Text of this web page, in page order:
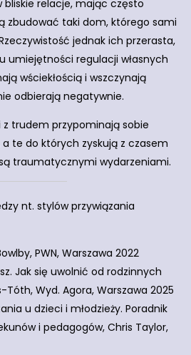
bliskie relacje, mając często
zbudować taki dom, którego sami
jednak ich przerasta,
umiejętności regulacji własnych
wściekłością i wszczynają
odbierają negatywnie.
trudem przypominają sobie
te do których zyskują z czasem
traumatycznymi wydarzeniami.
nt. stylów przywiązania
PWN, Warszawa 2022
Jak się uwolnić od rodzinnych
Wyd. Agora, Warszawa 2025
u dzieci i młodzieży. Poradnik
i pedagogów, Chris Taylor,